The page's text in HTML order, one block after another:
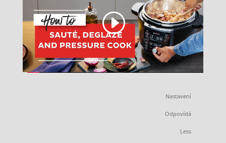
Nastavení
Odpovídá
Less